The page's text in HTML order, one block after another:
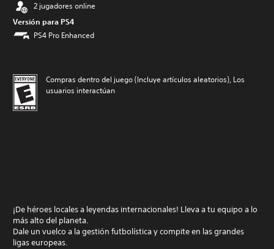
2 jugadores online
Versión para PS4
PS4 Pro Enhanced
Compras dentro del juego (Incluye artículos aleatorios), Los
usuarios interactúan
¡De héroes locales a leyendas internacionales! Lleva a tu equipo a lo
más alto del planeta.
Dale un vuelco a la gestión futbolística y compite en las grandes
ligas europeas.